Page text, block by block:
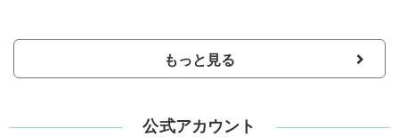
もっと見る
公式アカウント